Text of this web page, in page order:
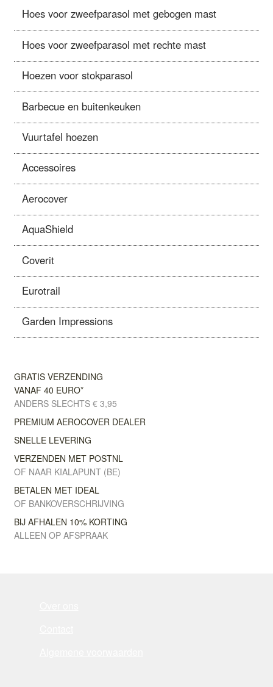
Hoes voor zweefparasol met gebogen mast
Hoes voor zweefparasol met rechte mast
Hoezen voor stokparasol
Barbecue en buitenkeuken
Vuurtafel hoezen
Accessoires
Aerocover
AquaShield
Coverit
Eurotrail
Garden Impressions
GRATIS VERZENDING
VANAF 40 EURO*
ANDERS SLECHTS € 3,95
PREMIUM AEROCOVER DEALER
SNELLE LEVERING
VERZENDEN MET POSTNL
OF NAAR KIALAPUNT (BE)
BETALEN MET IDEAL
OF BANKOVERSCHRIJVING
BIJ AFHALEN 10% KORTING
ALLEEN OP AFSPRAAK